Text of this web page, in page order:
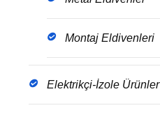
Montaj Eldivenleri
Elektrikçi-İzole Ürünler